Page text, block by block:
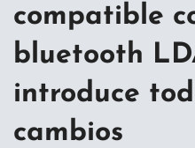
compatible
bluetooth
introduce
cambios